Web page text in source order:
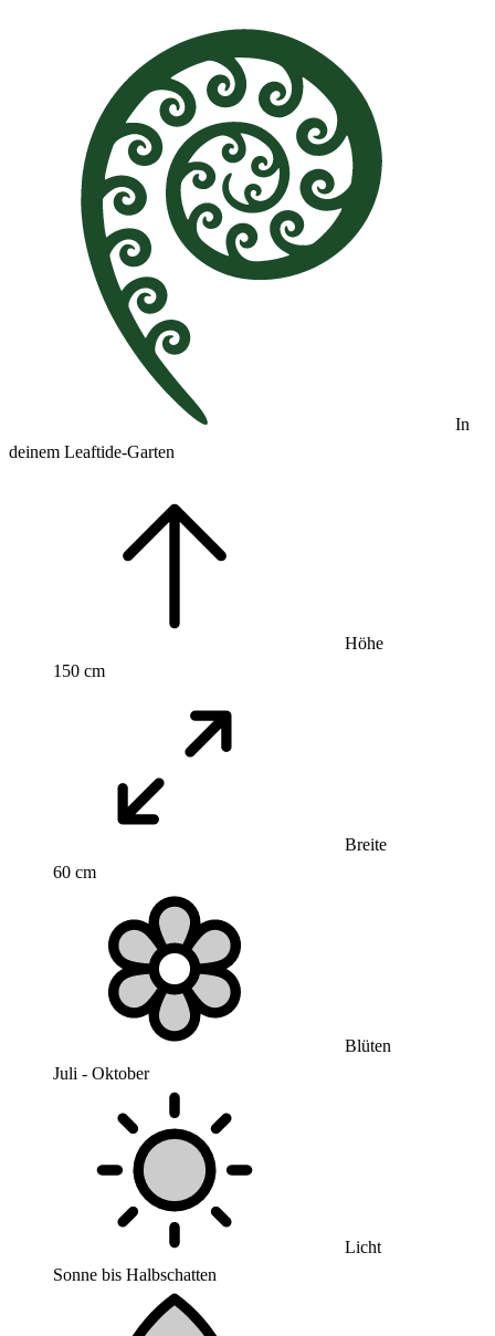
In
deinem Leaftide-Garten
Höhe
150 cm
Breite
60 cm
Blüten
Juli - Oktober
Licht
Sonne bis Halbschatten